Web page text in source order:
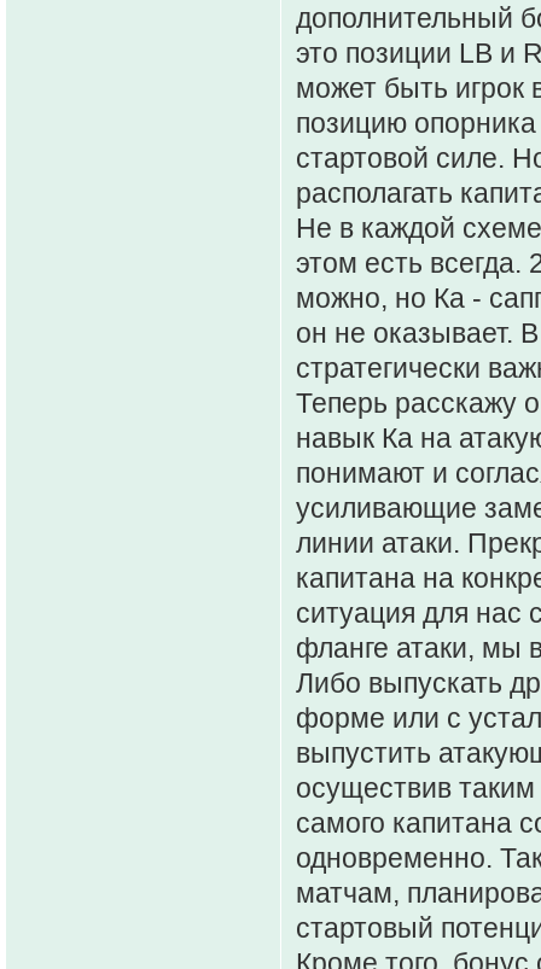
дополнительный
это позиции LB и
может быть игрок
позицию опорника
стартовой силе.
располагать
Не в каждой
этом есть всегда.
можно, но Ка -
он не оказывает.
стратегически
Теперь расскажу
навык Ка на
понимают и
усиливающие
линии атаки.
капитана на
ситуация для нас
фланге атаки, мы
Либо выпускать
форме или с
выпустить
осуществив
самого капитана
одновременно.
матчам,
стартовый
Кроме того,